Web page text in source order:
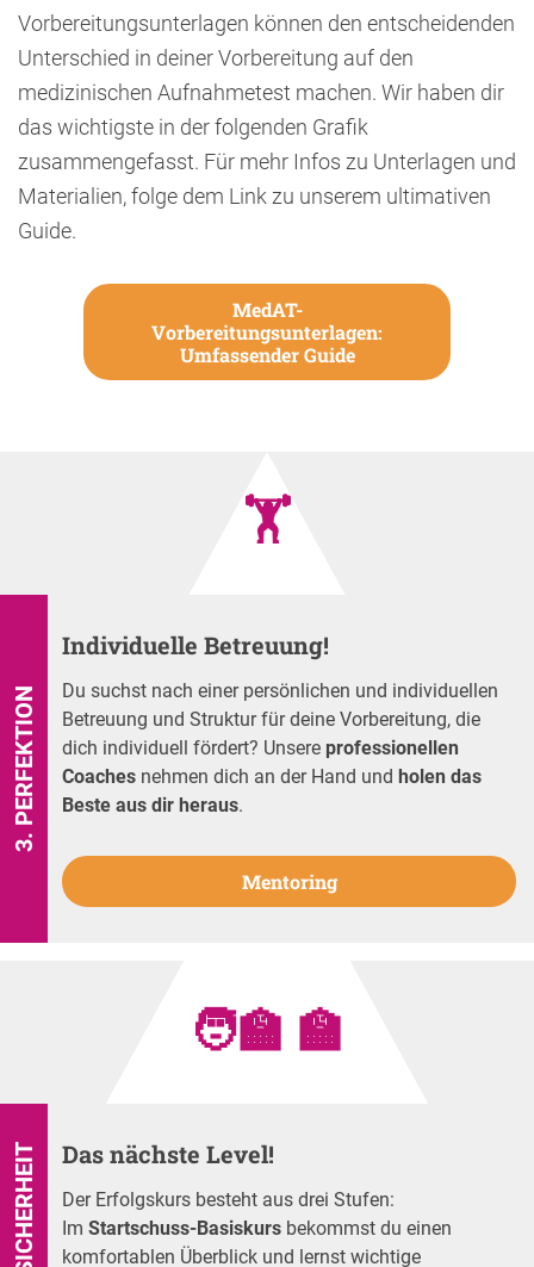
Vorbereitungsunterlagen können den entscheidenden
Unterschied in deiner Vorbereitung auf den
medizinischen Aufnahmetest machen. Wir haben dir
das wichtigste in der folgenden Grafik
zusammengefasst. Für mehr Infos zu Unterlagen und
Materialien, folge dem Link zu unserem ultimativen
Guide.
MedAT-
Vorbereitungsunterlagen:
Umfassender Guide
🏋️
3. PERFEKTION
Individuelle Betreuung!
Du suchst nach einer persönlichen und individuellen
Betreuung und Struktur für deine Vorbereitung, die
dich individuell fördert? Unsere professionellen
Coaches nehmen dich an der Hand undholen das
Beste aus dir heraus.
Mentoring
🧑‍🏫 🏫
Das nächste Level!
Der Erfolgskurs besteht aus drei Stufen:
ImStartschuss-Basiskurs bekommst du einen
komfortablen Überblick und lernst wichtige